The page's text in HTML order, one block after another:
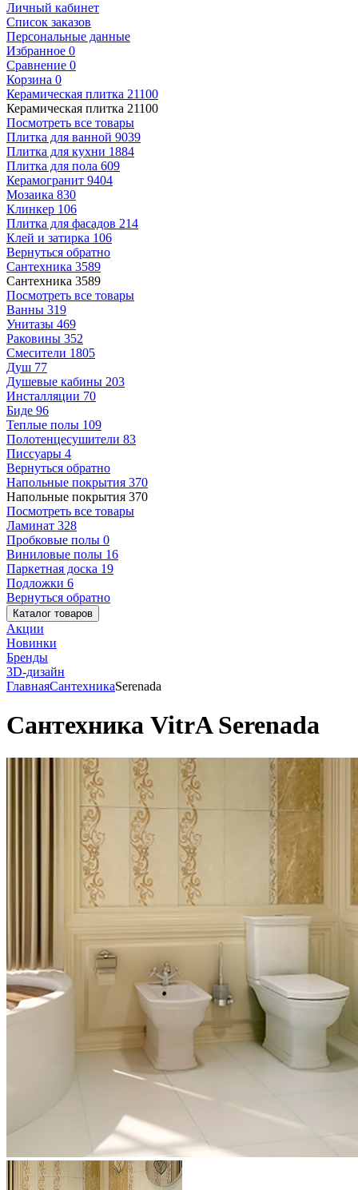
Личный кабинет
Список заказов
Персональные данные
Избранное 0
Сравнение 0
Корзина 0
Керамическая плитка 21100
Керамическая плитка 21100
Посмотреть все товары
Плитка для ванной 9039
Плитка для кухни 1884
Плитка для пола 609
Керамогранит 9404
Мозаика 830
Клинкер 106
Плитка для фасадов 214
Клей и затирка 106
Вернуться обратно
Сантехника 3589
Сантехника 3589
Посмотреть все товары
Ванны 319
Унитазы 469
Раковины 352
Смесители 1805
Душ 77
Душевые кабины 203
Инсталляции 70
Биде 96
Теплые полы 109
Полотенцесушители 83
Писсуары 4
Вернуться обратно
Напольные покрытия 370
Напольные покрытия 370
Посмотреть все товары
Ламинат 328
Пробковые полы 0
Виниловые полы 16
Паркетная доска 19
Подложки 6
Вернуться обратно
Каталог товаров
Акции
Новинки
Бренды
3D-дизайн
ГлавнаяСантехникаSerenada
Сантехника VitrA Serenada